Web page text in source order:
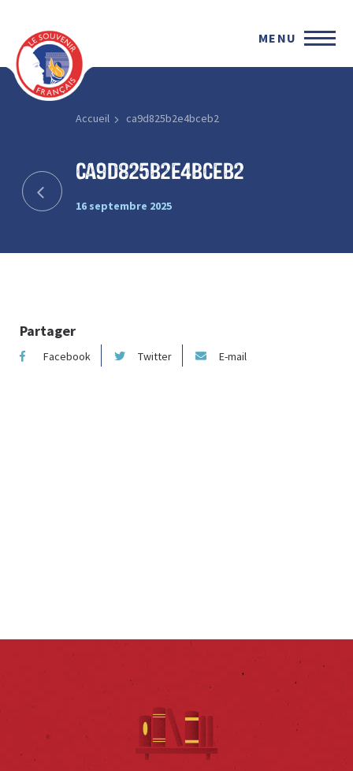
MENU
Accueil ca9d825b2e4bceb2
ca9d825b2e4bceb2
16 septembre 2025
Partager
Facebook Twitter E-mail